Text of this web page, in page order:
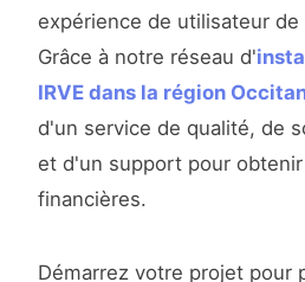
expérience de utilisateur
Grâce à notre réseau d'
IRVE dans la région
d'un service de qualité, de
et d'un support pour
financières.
Démarrez votre projet pour